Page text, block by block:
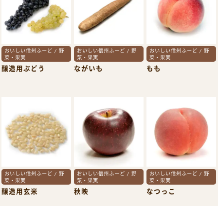
おいしい信州ふーど / 野
菜・果実
醸造用ぶどう
おいしい信州ふーど / 野
菜・果実
ながいも
おいしい信州ふーど / 野
菜・果実
もも
おいしい信州ふーど / 野
菜・果実
醸造用玄米
おいしい信州ふーど / 野
菜・果実
秋映
おいしい信州ふーど / 野
菜・果実
なつっこ